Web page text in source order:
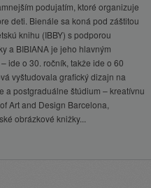
podujatím, ktoré organizuje
deti. Bienále sa koná pod záštitou
knihu (IBBY) s podporou
a BIBIANA je jeho hlavným
ide o 30. ročník, takže ide o 60
vyštudovala grafický dizajn na
a postgraduálne štúdium – kreatívnu
Art and Design Barcelona,
obrázkové knižky...